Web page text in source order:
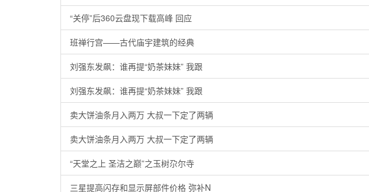
“关停”后360云盘现下载高峰 回应
班禅行宫——古代庙宇建筑的经典
刘强东发飙：谁再提“奶茶妹妹” 我跟
刘强东发飙：谁再提“奶茶妹妹” 我跟
卖大饼油条月入两万 大叔一下定了两辆
卖大饼油条月入两万 大叔一下定了两辆
“天堂之上 圣洁之巅”之玉树尕尔寺
三星提高闪存和显示屏部件价格 弥补N